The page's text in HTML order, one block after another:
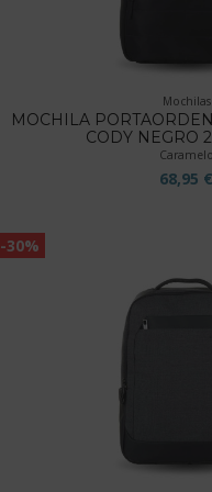
Mochilas
MOCHILA
CODY NEGRO
Caramelo
68,95 €
-30%